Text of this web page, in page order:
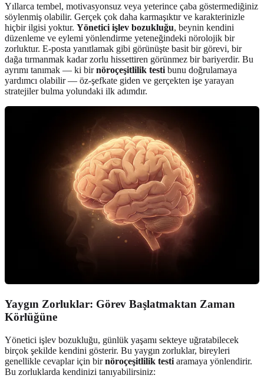
Yıllarca tembel, motivasyonsuz veya yeterince çaba göstermediğiniz
söylenmiş olabilir. Gerçek çok daha karmaşıktır ve karakterinizle
hiçbir ilgisi yoktur. Yönetici işlev bozukluğu, beynin kendini
düzenleme ve eylemi yönlendirme yeteneğindeki nörolojik bir
zorluktur. E-posta yanıtlamak gibi görünüşte basit bir görevi, bir
dağa tırmanmak kadar zorlu hissettiren görünmez bir bariyerdir. Bu
ayrımı tanımak — ki birnöroçeşitlilik testi bunu doğrulamaya
yardımcı olabilir — öz-şefkate giden ve gerçekten işe yarayan
stratejiler bulma yolundaki ilk adımdır.
Yaygın Zorluklar: Görev Başlatmaktan Zaman
Körlüğüne
Yönetici işlev bozukluğu, günlük yaşamı sekteye uğratabilecek
birçok şekilde kendini gösterir. Bu yaygın zorluklar, bireyleri
genellikle cevaplar için birnöroçeşitlilik testi aramaya yönlendirir.
Bu zorluklarda kendinizi tanıyabilirsiniz: